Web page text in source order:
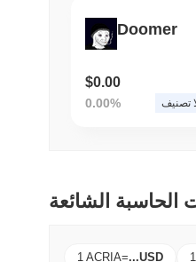
Doomer
$0.00
0.00% تصنيف
الحاسبة الشائعة
1 ACRIA=...USD